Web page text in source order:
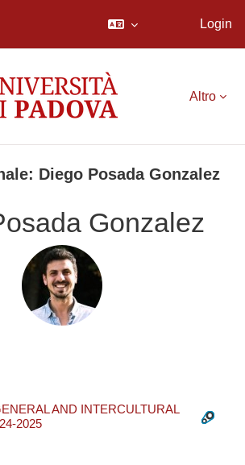
Login
Altro
Diego Posada Gonzalez
Gonzalez
AND INTERCULTURAL
2025